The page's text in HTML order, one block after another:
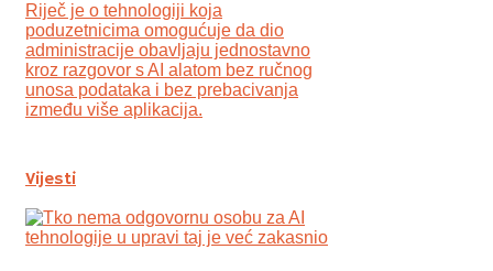
Riječ je o tehnologiji koja
poduzetnicima omogućuje da dio
administracije obavljaju jednostavno
kroz razgovor s AI alatom bez ručnog
unosa podataka i bez prebacivanja
između više aplikacija.
Vijesti